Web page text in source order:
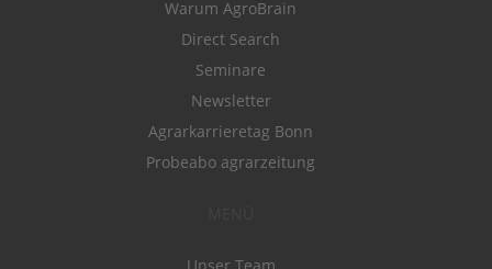
Warum AgroBrain
Direct Search
Seminare
Newsletter
Agrarkarrieretag Bonn
Probeabo agrarzeitung